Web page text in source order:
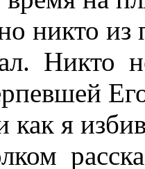
никто
Никто
я